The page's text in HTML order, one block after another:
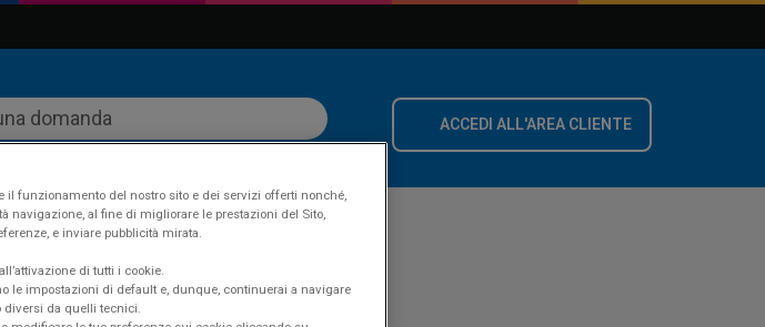
ACCEDI ALL'AREA CLIENTE
il funzionamento del nostro sito e dei servizi offerti nonché,
navigazione, al fine di migliorare le prestazioni del Sito,
e inviare pubblicità mirata.
di tutti i cookie.
le impostazioni di default e, dunque, continuerai a navigare
diversi da quelli tecnici.